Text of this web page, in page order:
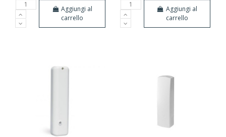
Aggiungi al
carrello
Aggiungi al
carrello